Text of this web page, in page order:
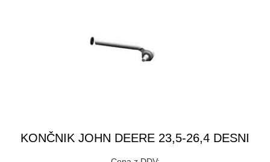
KONČNIK JOHN DEERE 23,5-26,4 DESNI